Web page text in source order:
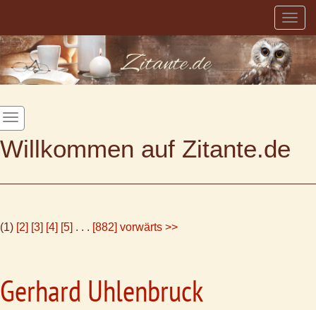
Willkommen auf Zitante.de
(1) [2] [3] [4] [5] . . . [882] vorwärts >>
Gerhard Uhlenbruck